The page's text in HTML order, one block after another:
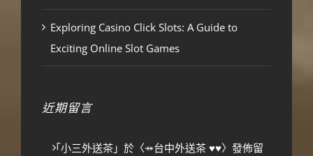
Exploring Casino Click Slots: A Guide to
Exciting Online Slot Games
近期留言
「小三外送茶 」於〈⤀台中外送茶 ♥♥〉發佈留